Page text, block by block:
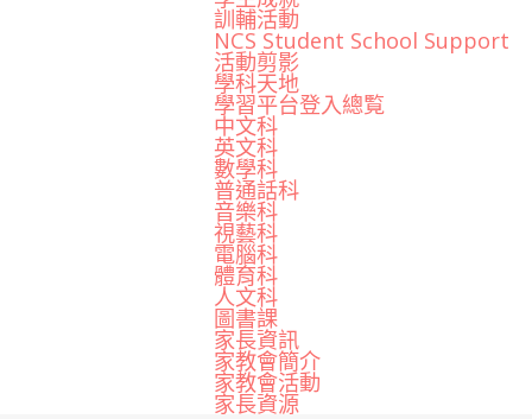
訓輔活動
NCS Student School Support
活動剪影
學科天地
學習平台登入總覧
中文科
英文科
數學科
普通話科
音樂科
視藝科
電腦科
體育科
人文科
圖書課
家長資訊
家教會簡介
家教會活動
家長資源